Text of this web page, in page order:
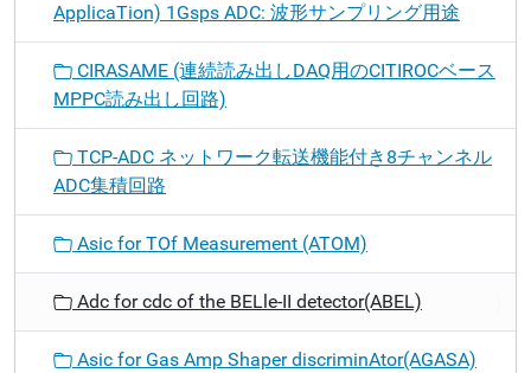
ApplicaTion) 1Gsps ADC: 波形サンプリング用途
CIRASAME (連続読み出しDAQ用のCITIROCベース
MPPC読み出し回路)
TCP-ADC ネットワーク転送機能付き8チャンネル
ADC集積回路
Asic for TOf Measurement (ATOM)
Adc for cdc of the BELle-II detector(ABEL)
Asic for Gas Amp Shaper discriminAtor(AGASA)